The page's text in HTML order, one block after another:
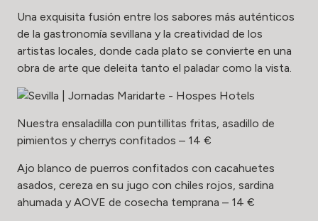
Una exquisita fusión entre los sabores más auténticos
de la gastronomía sevillana y la creatividad de los
artistas locales, donde cada plato se convierte en una
obra de arte que deleita tanto el paladar como la vista.
Nuestra ensaladilla con puntillitas fritas, asadillo de
pimientos y cherrys confitados – 14 €
Ajo blanco de puerros confitados con cacahuetes
asados, cereza en su jugo con chiles rojos, sardina
ahumada y AOVE de cosecha temprana – 14 €